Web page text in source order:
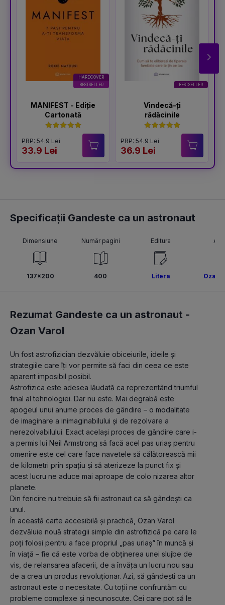
HARDCOVER
BESTSELLER
MANIFEST - Ediție
Cartonată
PRP: 54.9 Lei
33.9 Lei
BESTSELLER
Vindecă-ți
rădăcinile
PRP: 54.9 Lei
36.9 Lei
Specificații Gandeste ca un astronaut
Dimensiune
137x200
Număr pagini
400
Editura
Litera Ozan
Rezumat Gandeste ca un astronaut -
Ozan Varol
Un fost astrofizician dezvăluie obiceiurile, ideile și
strategiile care îți vor permite să faci din ceea ce este
aparent imposibil posibil.
Astrofizica este adesea lăudată ca reprezentând triumful
final al tehnologiei. Dar nu este. Mai degrabă este
apogeul unui anume proces de gândire – o modalitate
de imaginare a inimaginabilului și de rezolvare a
nerezolvabilului. Exact același proces de gândire care i-
a permis lui Neil Armstrong să facă acel pas uriaș pentru
omenire este cel care face navetele să călătorească mii
de kilometri prin spațiu și să aterizeze la punct fix și
acest lucru ne aduce mai aproape de colo nizarea altor
planete.
Din fericire nu trebuie să fii astronaut ca să gândești ca
unul.
În această carte accesibilă și practică, Ozan Varol
dezvăluie nouă strategii simple din astrofizică pe care le
poți folosi pentru a face propriul „pas uriaș“ în muncă și
în viață – fie că este vorba de obținerea unei slujbe de
vis, de relansarea afacerii, de a învăța un lucru nou sau
de a crea un produs revoluționar. Azi, să gândești ca un
astronaut este o necesitate. Cu toții ne confruntăm cu
probleme complexe și necunoscute. Cei care pot să le